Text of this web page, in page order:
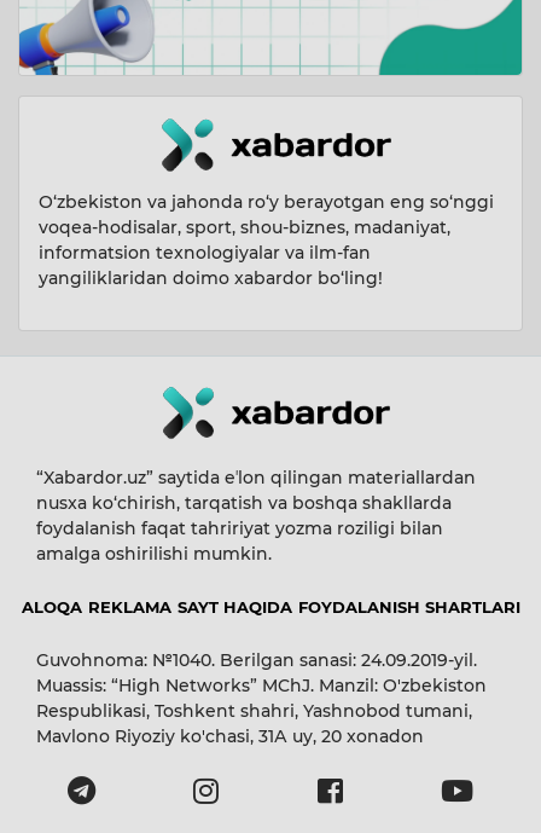
O‘zbekiston va jahonda ro‘y berayotgan eng so‘nggi
voqea-hodisalar, sport, shou-biznes, madaniyat,
informatsion texnologiyalar va ilm-fan
yangiliklaridan doimo xabardor bo‘ling!
“Xabardor.uz” saytida eʼlon qilingan materiallardan
nusxa ko‘chirish, tarqatish va boshqa shakllarda
foydalanish faqat tahririyat yozma roziligi bilan
amalga oshirilishi mumkin.
ALOQA REKLAMA SAYT HAQIDA FOYDALANISH SHARTLARI
Guvohnoma: №1040. Berilgan sanasi: 24.09.2019-yil.
Muassis: “High Networks” MChJ. Manzil: O'zbekiston
Respublikasi, Toshkent shahri, Yashnobod tumani,
Mavlono Riyoziy ko'chasi, 31А uy, 20 xonadon